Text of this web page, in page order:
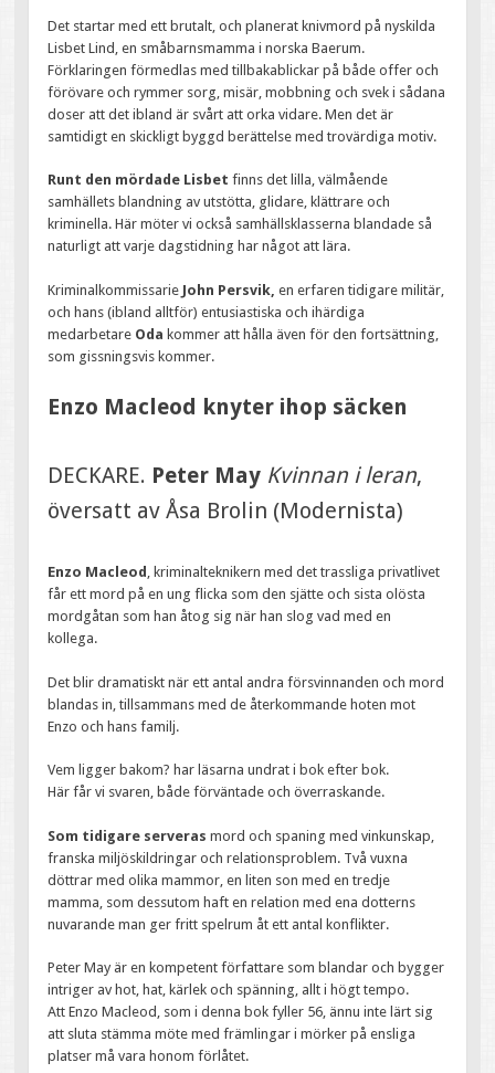
Det startar med ett brutalt, och planerat knivmord på nyskilda
Lisbet Lind, en småbarnsmamma i norska Baerum.
Förklaringen förmedlas med tillbakablickar på både offer och
förövare och rymmer sorg, misär, mobbning och svek i sådana
doser att det ibland är svårt att orka vidare. Men det är
samtidigt en skickligt byggd berättelse med trovärdiga motiv.
Runt den mördade Lisbet finns det lilla, välmående
samhällets blandning av utstötta, glidare, klättrare och
kriminella. Här möter vi också samhällsklasserna blandade så
naturligt att varje dagstidning har något att lära.
Kriminalkommissarie John Persvik, en erfaren tidigare militär,
och hans (ibland alltför) entusiastiska och ihärdiga
medarbetare Oda kommer att hålla även för den fortsättning,
som gissningsvis kommer.
Enzo Macleod knyter ihop säcken
DECKARE. Peter May Kvinnan i leran,
översatt av Åsa Brolin (Modernista)
Enzo Macleod , kriminalteknikern med det trassliga privatlivet
får ett mord på en ung flicka som den sjätte och sista olösta
mordgåtan som han åtog sig när han slog vad med en
kollega.
Det blir dramatiskt när ett antal andra försvinnanden och mord
blandas in, tillsammans med de återkommande hoten mot
Enzo och hans familj.
Vem ligger bakom? har läsarna undrat i bok efter bok.
Här får vi svaren, både förväntade och överraskande.
Som tidigare serveras mord och spaning med vinkunskap,
franska miljöskildringar och relationsproblem. Två vuxna
döttrar med olika mammor, en liten son med en tredje
mamma, som dessutom haft en relation med ena dotterns
nuvarande man ger fritt spelrum åt ett antal konflikter.
Peter May är en kompetent författare som blandar och bygger
intriger av hot, hat, kärlek och spänning, allt i högt tempo.
Att Enzo Macleod, som i denna bok fyller 56, ännu inte lärt sig
att sluta stämma möte med främlingar i mörker på ensliga
platser må vara honom förlåtet.